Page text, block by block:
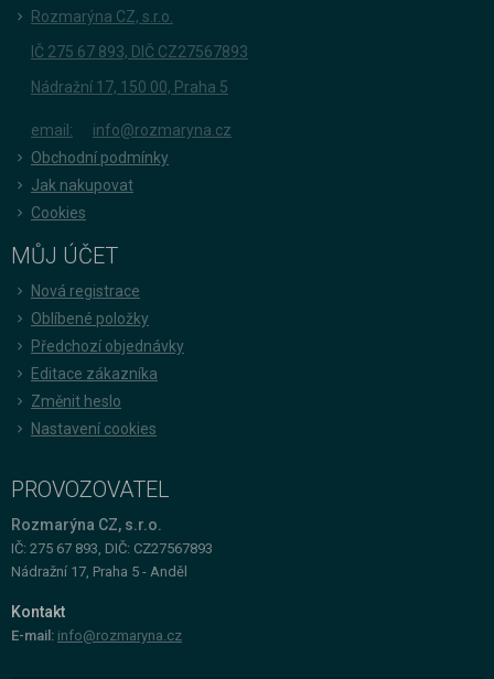
Rozmarýna CZ, s.r.o.
IČ 275 67 893, DIČ CZ27567893
Nádražní 17, 150 00, Praha 5
email:
info@rozmaryna.cz
Obchodní podmínky
Jak nakupovat
Cookies
MŮJ ÚČET
Nová registrace
Oblíbené položky
Předchozí objednávky
Editace zákazníka
Změnit heslo
Nastavení cookies
PROVOZOVATEL
Rozmarýna CZ, s.r.o.
IČ: 275 67 893, DIČ: CZ27567893
Nádražní 17, Praha 5 - Anděl
Kontakt
E-mail: info@rozmaryna.cz